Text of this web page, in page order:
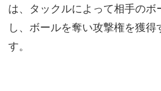
は、タックルによって相手のボ
し、ボールを奪い攻撃権を獲得
す。